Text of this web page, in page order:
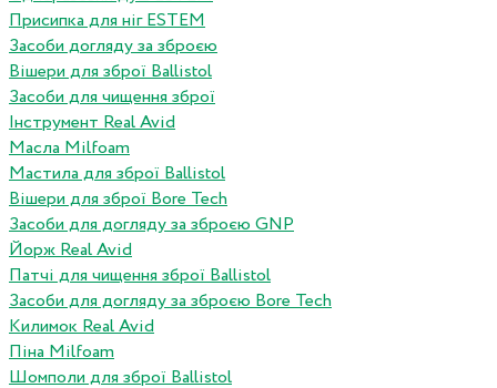
Присипка для ніг ESTEM
Засоби догляду за зброєю
Вішери для зброї Ballistol
Засоби для чищення зброї
Інструмент Real Avid
Масла Milfoam
Мастила для зброї Ballistol
Вішери для зброї Bore Tech
Засоби для догляду за зброєю GNP
Йорж Real Avid
Патчі для чищення зброї Ballistol
Засоби для догляду за зброєю Bore Tech
Килимок Real Avid
Піна Milfoam
Шомполи для зброї Ballistol